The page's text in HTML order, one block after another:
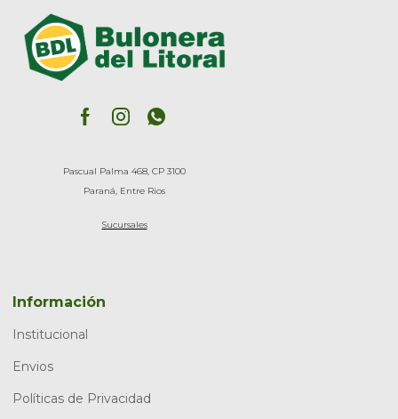
Pascual Palma 468, CP 3100
Paraná, Entre Rios
Sucursales
Información
Institucional
Envios
Políticas de Privacidad